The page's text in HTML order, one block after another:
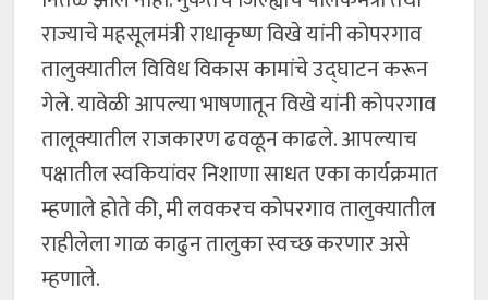
राज्याचे महसूलमंत्री राधाकृष्ण विखे यांनी कोपरगाव
तालुक्यातील विविध विकास कामांचे उद्घाटन करून
गेले. यावेळी आपल्या भाषणातून विखे यांनी कोपरगाव
तालूक्यातील राजकारण ढवळून काढले. आपल्याच
पक्षातील स्वकियांवर निशाणा साधत एका कार्यक्रमात
म्हणाले होते की, मी लवकरच कोपरगाव तालुक्यातील
राहीलेला गाळ काढुन तालुका स्वच्छ करणार असे
म्हणाले.